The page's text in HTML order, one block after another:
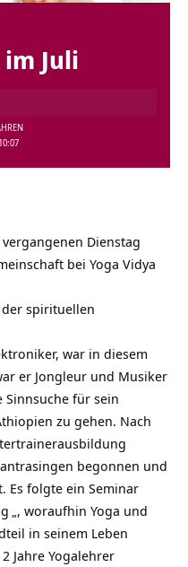
Juli
Dienstag
bei Yoga Vidya
spirituellen
war in diesem
er Jongleur und Musiker
für sein
zu gehen. Nach
begonnen und
Es folgte ein Seminar
„, woraufhin Yoga und
in seinem Leben
2 Jahre Yogalehrer